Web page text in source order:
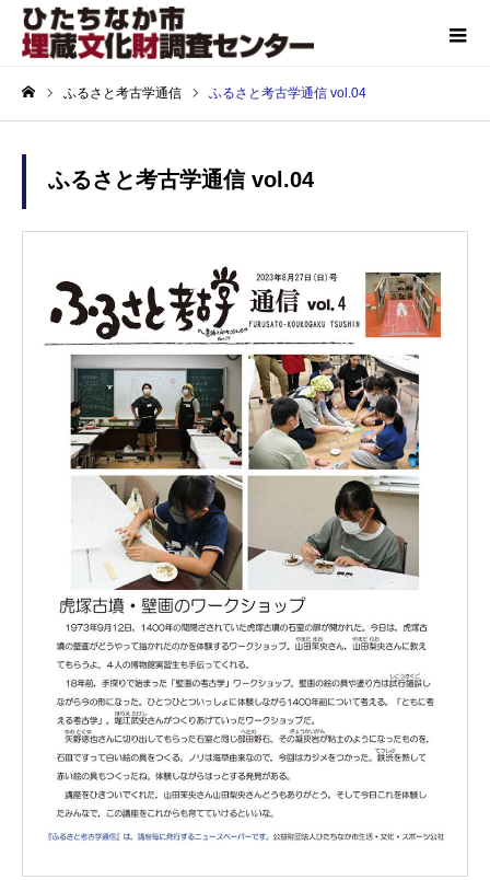
ふるさと考古学通信 ふるさと考古学通信 vol.04
ふるさと考古学通信 vol.04